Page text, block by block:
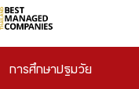
การศึกษาปฐมวัย